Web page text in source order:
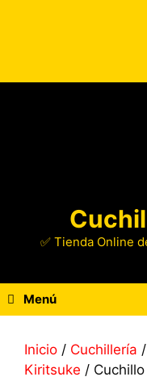
✅ Tienda Online
Menú
Inicio / Cuchillería /
Kiritsuke /